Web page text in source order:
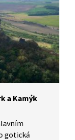
a Kamýk
gotická